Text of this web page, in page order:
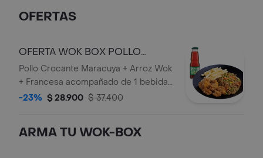
OFERTAS
OFERTA WOK BOX POLLO
CROCANTE MARACUYA
Pollo Crocante Maracuya + Arroz Wok
+ Francesa acompañado de 1 bebida
personal en botella.
-23% $ 28.900 $ 37.400
ARMA TU WOK-BOX